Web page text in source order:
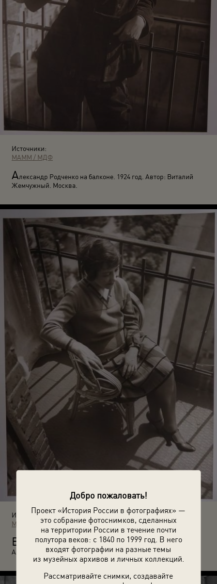
Добро пожаловать!
Проект «История России в фотографиях» —
это собрание фотоснимков, сделанных
на территории России в течение почти
полутора веков: с 1840 по 1999 год. В него
входят фотографии на разные темы
из музейных архивов и личных коллекций.
Рассматривайте снимки, создавайте
Источники:
МАММ / МДФ
Александр Родченко на балконе. 1924 год. Автор: Виталий
Жемчужный. Москва.
Источники:
МАММ / МДФ
В
арвара Степанова на балконе. Июль 1928 года. Автор:
Александр Родченко. Москва.